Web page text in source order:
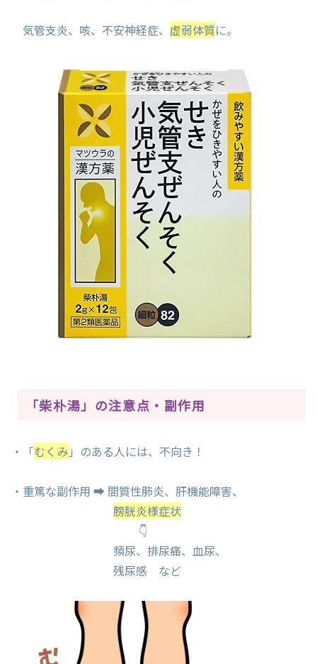
気管支炎、咳、不安神経症、 虚弱体質に。
「柴朴湯」の注意点・副作用
・「むくみ 」のある人には、不向き！
・重篤な副作用 ➡ 間質性肺炎、肝機能障害、
膀胱炎様症状
👇
頻尿、排尿痛、血尿、
残尿感 など